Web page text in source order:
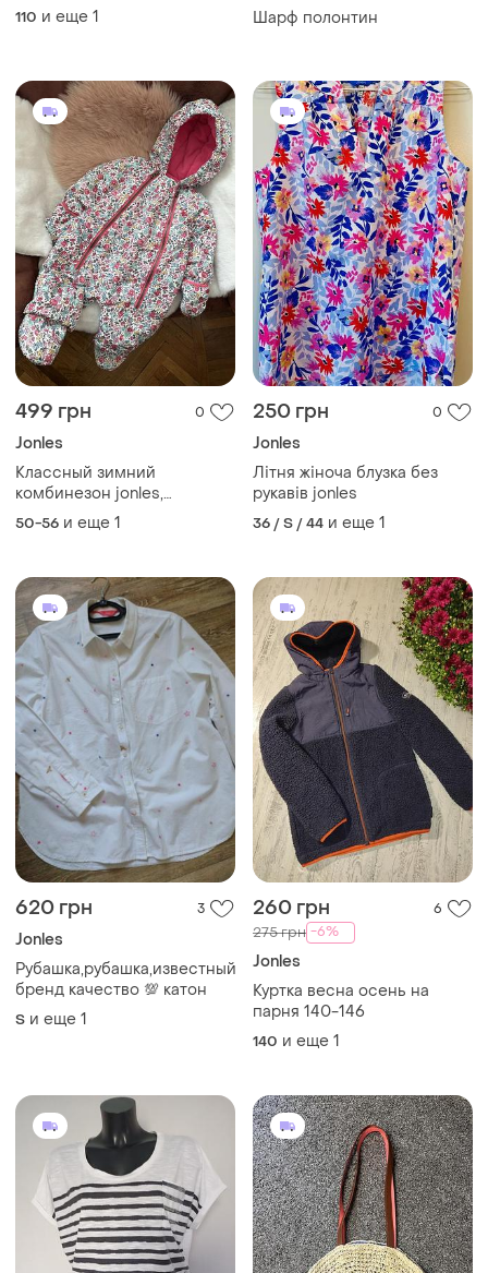
110 и еще 1
Шарф полонтин
499 грн 0
Jonles
Классный зимний
комбинезон jonles,
комбинезон в цветочный
принт, комбинезон
50-56 и еще 1
250 грн 0
Jonles
Літня жіноча блузка без
рукавів jonles
36 / S / 44 и еще 1
620 грн 3
Jonles
Рубашка,рубашка,известный
бренд качество 💯 катон
S и еще 1
260 грн 6
275 грн -6%
Jonles
Куртка весна осень на
парня 140-146
140 и еще 1